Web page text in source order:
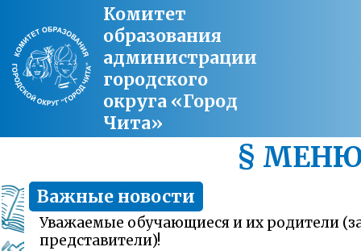
Комитет
образования
администрации
городского
округа «Город
Чита»
§
Важные новости
Уважаемые обучающиеся и их родители
представители)!